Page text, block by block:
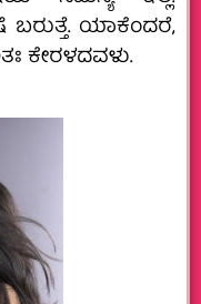
ಯಾಕೆಂದರೆ,
ಕೇರಳದವಳು.